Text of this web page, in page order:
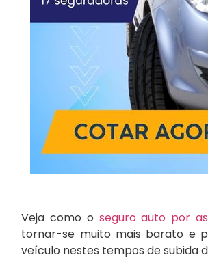
Veja como o seguro auto por
tornar-se muito mais barato e
veículo nestes tempos de subida